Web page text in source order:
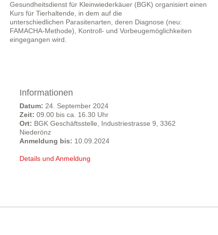
Gesundheitsdienst für Kleinwiederkäuer (BGK) organisiert einen
Kurs für Tierhaltende, in dem auf die
unterschiedlichen Parasitenarten, deren Diagnose (neu:
FAMACHA-Methode), Kontroll- und Vorbeugemöglichkeiten
eingegangen wird.
Informationen
Datum: 24. September 2024
Zeit: 09.00 bis ca. 16.30 Uhr
Ort: BGK Geschäftsstelle, Industriestrasse 9, 3362
Niederönz
Anmeldung bis: 10.09.2024
Details und Anmeldung